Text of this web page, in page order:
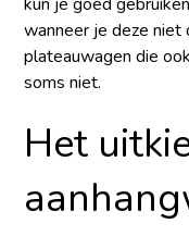
wanneer je deze niet
plateauwagen die
soms niet.
Het